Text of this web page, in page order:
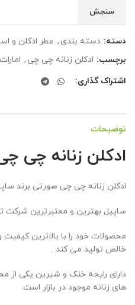
سنجش
دسته: دسته بندی , عطر ادکلن و
برچسب: ادکلن زنانه چی چی , امارات
اشتراک گذاری
توضیحات
ادکلن زنانه چی
ادکلن زنانه چی چی صورتی برند
ساپیل بهترین و معتبرترین شرکت
محصولات خود را با بالاترین کیفیت
خالص تولید می کند .
دارای رایحه خنک و شیرین یکی از
های زنانه موجود در بازار است.